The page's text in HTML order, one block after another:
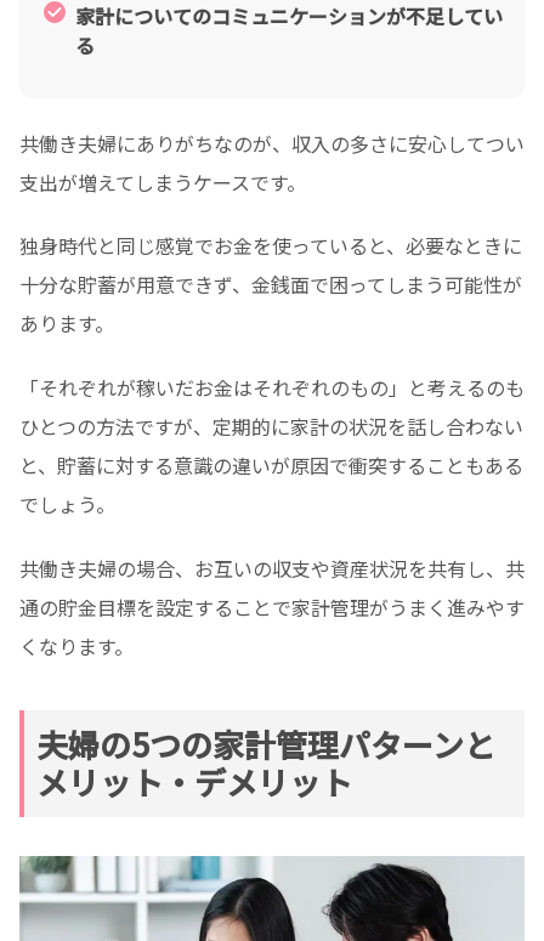
家計についてのコミュニケーションが不足してい
る
共働き夫婦にありがちなのが、収入の多さに安心してつい
支出が増えてしまうケースです。
独身時代と同じ感覚でお金を使っていると、必要なときに
十分な貯蓄が用意できず、金銭面で困ってしまう可能性が
あります。
「それぞれが稼いだお金はそれぞれのもの」と考えるのも
ひとつの方法ですが、定期的に家計の状況を話し合わない
と、貯蓄に対する意識の違いが原因で衝突することもある
でしょう。
共働き夫婦の場合、お互いの収支や資産状況を共有し、共
通の貯金目標を設定することで家計管理がうまく進みやす
くなります。
夫婦の5つの家計管理パターンと
メリット・デメリット